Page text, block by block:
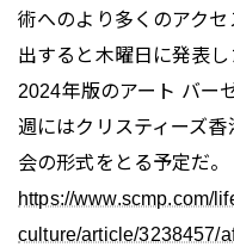
術へのより多くのアク
出すると木曜日に発表
2024年版のアート バー
週にはクリスティーズ
会の形式をとる予定だ
https://www.scmp.com/
culture/article/3238457/